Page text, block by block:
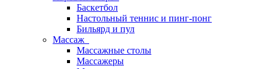
Баскетбол
Настольный теннис и пинг-понг
Бильярд и пул
Массаж
Массажные столы
Массажеры